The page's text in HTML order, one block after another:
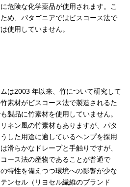
危険な化学薬品が使用されます。こ
め、パタゴニアではビスコース法で
使用していません。
は2003 年以来、竹について研究して
素材がビスコース法で製造されるた
製品に竹素材を使用していません。
ネン風の竹素材もありますが、パタ
した用途に適しているヘンプを採用
滑らかなドレープと手触りですが、
ース法の産物であることが普通で
特性を備えつつ環境への影響が少な
ンセル（リヨセル繊維のブランド